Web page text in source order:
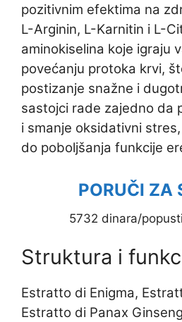
pozitivnim efektima na
L-Arginin, L-Karnitin i L-
aminokiselina koje igraju
povećanju protoka krvi,
postizanje snažne i
sastojci rade zajedno da
i smanje oksidativni
do poboljšanja funkcije
PORUČI ZA
5732 dinara/
Struktura i
Estratto di Enigma,
Estratto di Panax